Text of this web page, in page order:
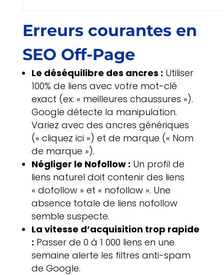
Erreurs courantes en
SEO Off-Page
Le déséquilibre des ancres : Utiliser
100% de liens avec votre mot-clé
exact (ex: « meilleures chaussures »).
Google détecte la manipulation.
Variez avec des ancres génériques
(« cliquez ici ») et de marque (« Nom
de marque »).
Négliger le Nofollow : Un profil de
liens naturel doit contenir des liens
« dofollow » et « nofollow ». Une
absence totale de liens nofollow
semble suspecte.
La vitesse d’acquisition trop rapide
: Passer de 0 à 1 000 liens en une
semaine alerte les filtres anti-spam
de Google.